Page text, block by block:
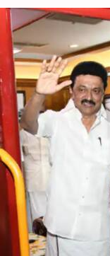
'சலூன்'
எழுதியவர் Sindhuja
செய்தி
பங்கேற்க
சொகுசு
அவருடன்